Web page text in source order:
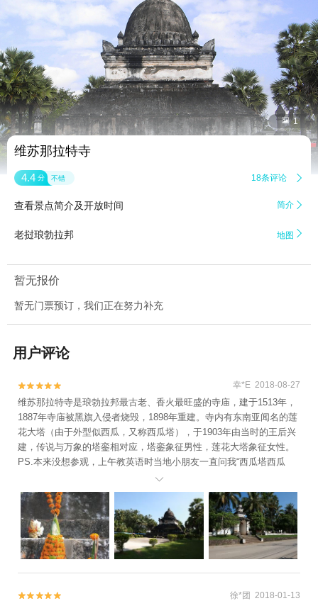
 1
维苏那拉特寺
4.4 分 不错 18条评论 
查看景点简介及开放时间 简介 
老挝琅勃拉邦 地图 
暂无报价
暂无门票预订，我们正在努力补充
用户评论

 幸*E 2018-08-27
维苏那拉特寺是琅勃拉邦最古老、香火最旺盛的寺庙，建于1513年，
1887年寺庙被黑旗入侵者烧毁，1898年重建。寺内有东南亚闻名的莲
花大塔（由于外型似西瓜，又称西瓜塔），于1903年由当时的王后兴
建，传说与万象的塔銮相对应，塔銮象征男性，莲花大塔象征女性。
PS.本来没想参观，上午教英语时当地小朋友一直问我“西瓜塔西瓜


 徐*团 2018-01-13
